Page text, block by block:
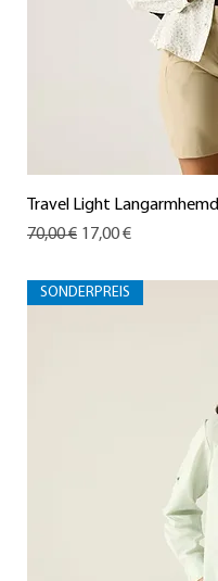
Travel Light Langarmhemd
Standardpreis
70,00 € Sale-Preis
17,00 €
SONDERPREIS